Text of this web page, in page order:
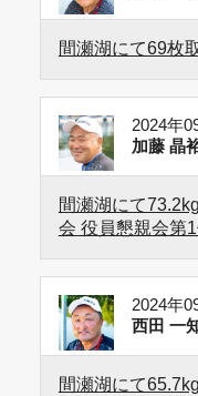
間瀬湖にて69枚
2024年
加藤 晶
間瀬湖にて
会 役員懇親会第
2024年
西田 一
間瀬湖にて